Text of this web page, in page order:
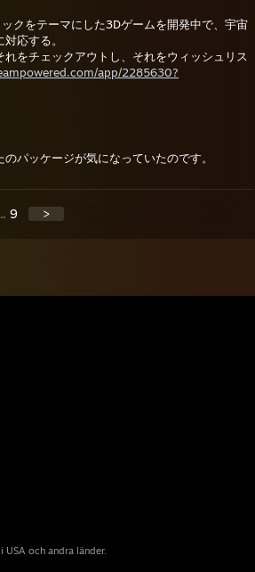
クをテーマにした3Dゲームを開発中で、宇宙
応する。
をチェックアウトし、それをウィッシュリス
app/2285630?
パッケージが気になっていたのです。
9 >
och andra länder.